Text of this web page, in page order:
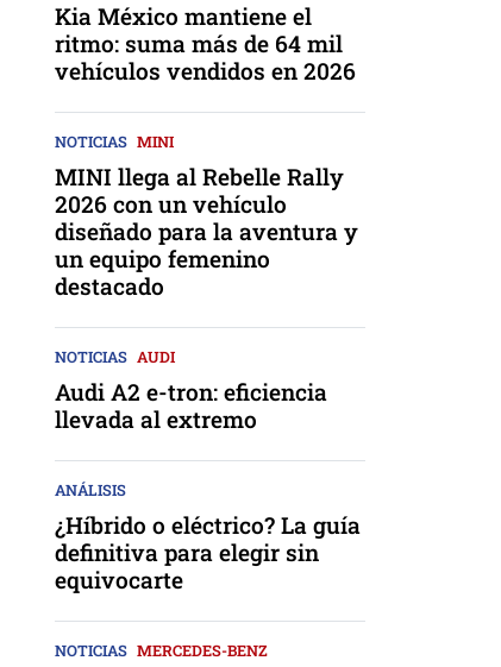
Kia México mantiene el
ritmo: suma más de 64 mil
vehículos vendidos en 2026
NOTICIAS MINI
MINI llega al Rebelle Rally
2026 con un vehículo
diseñado para la aventura y
un equipo femenino
destacado
NOTICIAS AUDI
Audi A2 e-tron: eficiencia
llevada al extremo
ANÁLISIS
¿Híbrido o eléctrico? La guía
definitiva para elegir sin
equivocarte
NOTICIAS MERCEDES-BENZ